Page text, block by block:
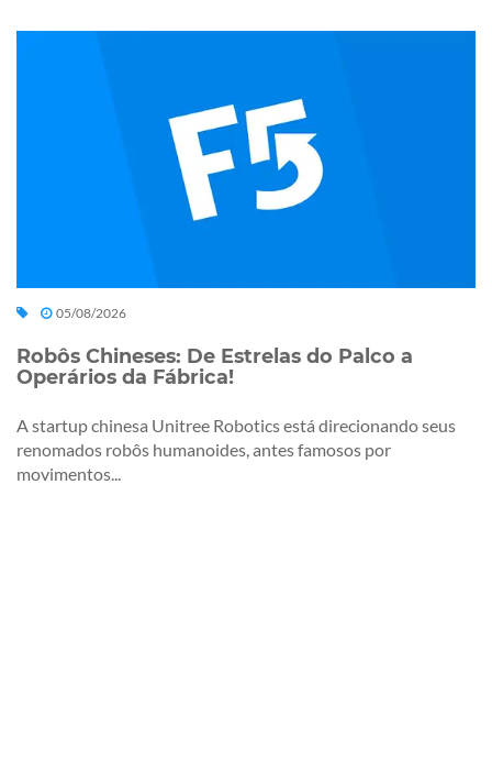
05/08/2026
Robôs Chineses: De Estrelas do Palco a
Operários da Fábrica!
A startup chinesa Unitree Robotics está direcionando seus
renomados robôs humanoides, antes famosos por
movimentos...